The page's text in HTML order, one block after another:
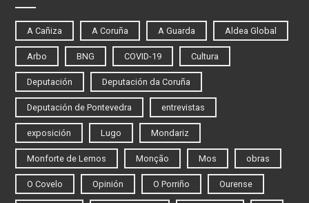
A Cañiza A Coruña A Guarda Aldea Global
Arbo BNG COVID-19 Cultura
Deputación Deputación da Coruña
Deputación de Pontevedra entrevistas
exposición Lugo Mondariz
Monforte de Lemos Monção Mos obras
O Covelo Opinión O Porriño Ourense